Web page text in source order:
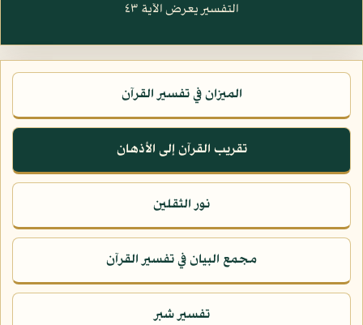
التفسير يعرض الآية ٤٣
الميزان في تفسير القرآن
تقريب القرآن إلى الأذهان
نور الثقلين
مجمع البيان في تفسير القرآن
تفسير شبر